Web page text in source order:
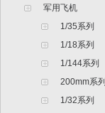
军用飞机
1/35系列
1/18系列
1/144系列
200mm系列
1/32系列